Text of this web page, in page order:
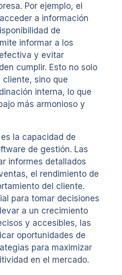
Por ejemplo, el
a información
de
informar a los
y evitar
cumplir. Esto no solo
cliente, sino que
interna, lo que
más armonioso y
la capacidad de
de gestión. Las
informes detallados
el rendimiento de
del cliente.
para tomar decisiones
a un crecimiento
y accesibles, las
oportunidades de
para maximizar
en el mercado.